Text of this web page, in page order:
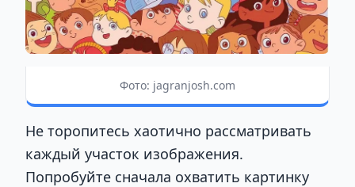
Фото: jagranjosh.com
Не торопитесь хаотично рассматривать
каждый участок изображения.
Попробуйте сначала охватить картинку